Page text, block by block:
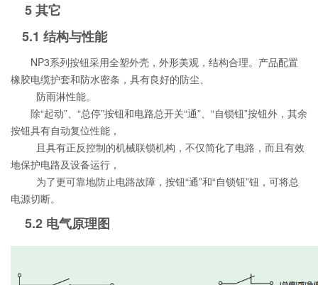
5 其它
5.1 结构与性能
NP3系列按钮采用全塑外壳，外形美观，结构合理。产品配置
橡胶电缆护套和防水密条，具有良好的防尘、
防雨淋性能。
除“起动”、“总停”按钮和电路总开关“通”、“自锁钮”按钮外，其余
按钮具有自动复位性能，
且具有正反控制的机械联锁机构， 不仅简化了电路，而且有效
地保护电路及设备运行，
为了更可靠地防止电路故障，按钮“通”和“自锁钮”钮，可将总
电源切断。
5.2 电气原理图